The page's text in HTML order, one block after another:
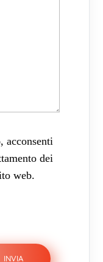
acconsenti
dei
web.